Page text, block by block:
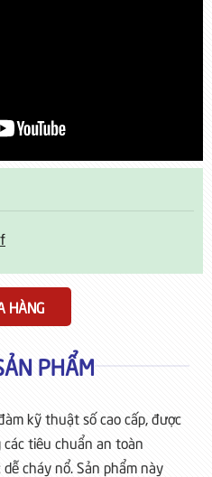
PHẨM
kỹ thuật số cao cấp, được
tiêu chuẩn an toàn
cháy nổ. Sản phẩm này